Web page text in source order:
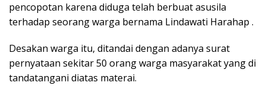
pencopotan karena diduga telah berbuat asusila
terhadap seorang warga bernama Lindawati Harahap .
Desakan warga itu, ditandai dengan adanya surat
pernyataan sekitar 50 orang warga masyarakat yang di
tandatangani diatas materai.